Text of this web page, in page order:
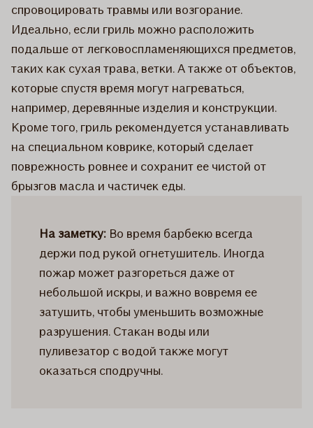
спровоцировать травмы или возгорание.
Идеально, если гриль можно расположить
подальше от легковоспламеняющихся предметов,
таких как сухая трава, ветки. А также от объектов,
которые спустя время могут нагреваться,
например, деревянные изделия и конструкции.
Кроме того, гриль рекомендуется устанавливать
на специальном коврике, который сделает
поврежность ровнее и сохранит ее чистой от
брызгов масла и частичек еды.
На заметку: Во время барбекю всегда
держи под рукой огнетушитель. Иногда
пожар может разгореться даже от
небольшой искры, и важно вовремя ее
затушить, чтобы уменьшить возможные
разрушения. Стакан воды или
пуливезатор с водой также могут
оказаться сподручны.